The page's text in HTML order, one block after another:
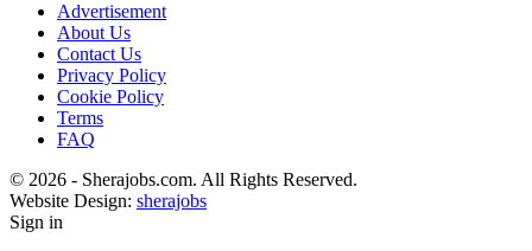
Advertisement
About Us
Contact Us
Privacy Policy
Cookie Policy
Terms
FAQ
© 2026 - Sherajobs.com. All Rights Reserved.
Website Design: sherajobs
Sign in